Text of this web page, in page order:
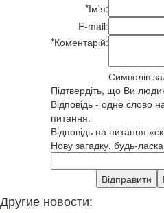
*Ім'я:
E-mail:
*Коментарій:
Символів
Підтвердіть, що Ви
Відповідь - одне слово
питання.
Відповідь на питання
Нову загадку, будь-ласка
Другие новости: